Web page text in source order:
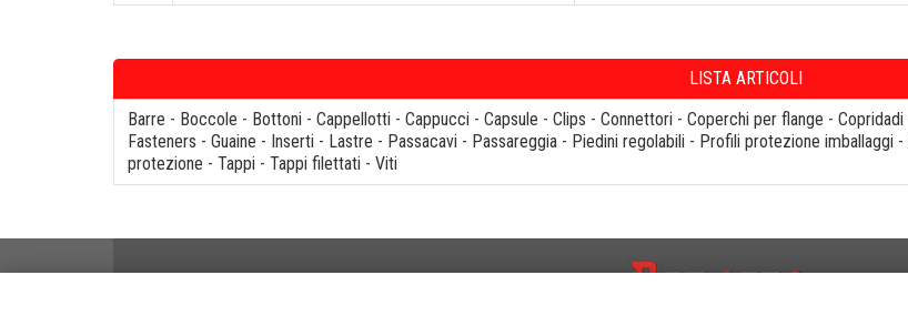
LISTA ARTICOLI
Barre - Boccole - Bottoni - Cappellotti - Cappucci - Capsule - Clips - Connettori - Coperchi per flange - Copridadi
Fasteners - Guaine - Inserti - Lastre - Passacavi - Passareggia - Piedini regolabili - Profili protezione imballaggi -
protezione - Tappi - Tappi filettati - Viti